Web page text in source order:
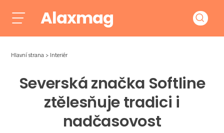
Alaxmag
Hlavní strana Interiér
Severská značka Softline
ztělesňuje tradici i
nadčasovost